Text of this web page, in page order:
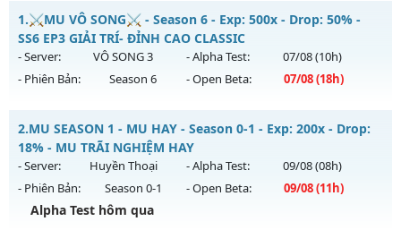
1.⚔️MU VÔ SONG⚔️ - Season 6 - Exp: 500x - Drop: 50% -
SS6 EP3 GIẢI TRÍ- ĐỈNH CAO CLASSIC
- Server: VÔ SONG 3 - Alpha Test: 07/08(10h)
- Phiên Bản:
Season 6 - Open Beta: 07/08(18h)
Mu mới ra tháng 08 2026 - Mở máy chủ
ngày 07/08/2626
Exp: 500x - Drop: 50%
Kiểu reset: Reset In Game
2.MU SEASON 1 - MU HAY - Season 0-1 - Exp: 200x - Drop:
18% - MU TRÃI NGHIỆM HAY
- Server: Huyền Thoại - Alpha Test: 09/08(08h)
- Phiên Bản:
Season 0-1 - Open Beta: 09/08(11h)
Alpha Test hôm qua